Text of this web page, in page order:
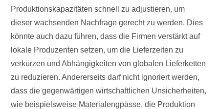
Produktionskapazitäten schnell zu adjustieren, um
dieser wachsenden Nachfrage gerecht zu werden. Dies
könnte auch dazu führen, dass die Firmen verstärkt auf
lokale Produzenten setzen, um die Lieferzeiten zu
verkürzen und Abhängigkeiten von globalen Lieferketten
zu reduzieren. Andererseits darf nicht ignoriert werden,
dass die gegenwärtigen wirtschaftlichen Unsicherheiten,
wie beispielsweise Materialengpässe, die Produktion